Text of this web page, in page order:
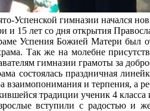
Успенской гимназии начался
и 15 лет со дня открытия
Успения Божией Матери был
Так же на молебне
гимназии грамоты за
праздничная
взаимопонимания и терпения,
традиции ученик 4 класса
вступили с радостью и